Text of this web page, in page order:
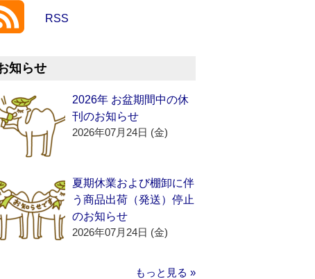
RSS
知らせ
2026年 お盆期間中の休
刊のお知らせ
2026年07月24日 (金)
夏期休業および棚卸に伴
う商品出荷（発送）停止
のお知らせ
2026年07月24日 (金)
もっと見る »